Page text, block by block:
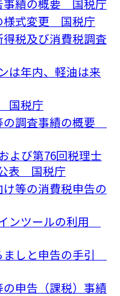
様式変更 国税庁
税及び消費税調査
は年内、軽油は来
国税庁
調査事績の概要
よび第76回税理士
表 国税庁
等の消費税申告の
ンツールの利用
しと申告の手引
申告（課税）事績